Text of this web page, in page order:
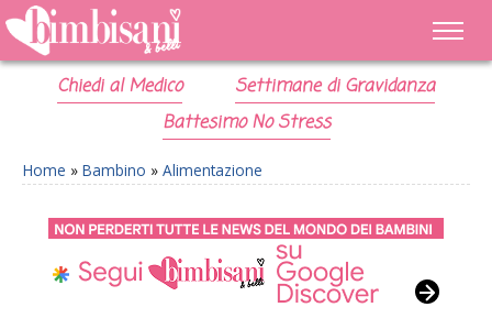
Chiedi al Medico
Settimane di Gravidanza
Battesimo No Stress
Home » Bambino » Alimentazione